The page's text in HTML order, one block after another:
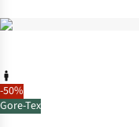
-50%
Gore-Tex